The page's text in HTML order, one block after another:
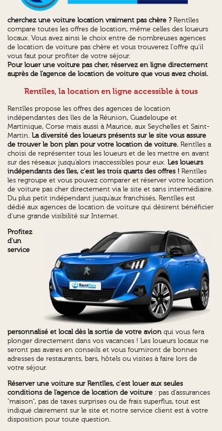
cherchez une voiture location vraiment pas chère ?Rentîles
compare toutes les offres de location, même celles des loueurs
locaux. Vous avez ainsi le choix entre de nombreuses agences
de location de voiture pas chère et vous trouverez l'offre qu'il
vous faut pour profiter de votre séjour.
Pour louer une voiture pas cher, réservez en ligne directement
auprès de l'agence de location de voiture que vous avez choisi.
Rentîles, la location en ligne accessible à tous
Rentîles propose les offres des agences de location
indépendantes des îles de la Réunion, Guadeloupe et
Martinique, Corse mais aussi à Maurice, aux Seychelles et Saint-
Martin.La diversité des loueurs présents sur le site vous assure
de trouver le bon plan pour votre location de voiture. Rentîles a
choisi de représenter tous les loueurs et de les mettre en avant
sur des réseaux jusqu'alors inaccessibles pour eux.Les loueurs
indépendants des îles, c'est les trois quarts des offres ! Rentîles
les regroupe et vous pouvez comparer et réserver votre location
de voiture pas cher directement via le site et sans intermédiaire.
Du plus petit indépendant jusqu'aux franchisés, Rentîles est
dédié aux agences de location de voiture qui désirent bénéficier
d'une grande visibilité sur Internet.
Profitez
d'un
service
personnalisé et local dès la sortie de votre avion qui vous fera
plonger directement dans vos vacances ! Les loueurs locaux ne
seront pas avares en conseils et vous fourniront de bonnes
adresses de restaurants, bars, hôtels ou visites à faire lors de
votre séjour.
Réserver une voiture sur Rentîles, c'est louer aux seules
conditions de l'agence de location de voiture : pas d'assurances
"maison", pas de taxes surprises ou de frais superflus, tout est
indiqué clairement sur le site et notre service client est à votre
disposition pour toute question.